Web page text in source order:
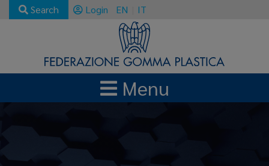
Search Login EN IT
Menu